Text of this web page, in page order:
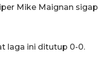
Mike Maignan sigap
laga ini ditutup 0-0.